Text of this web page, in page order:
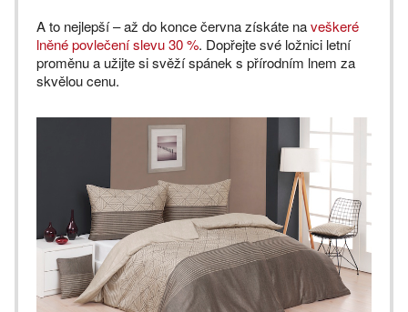
A to nejlepší – až do konce června získáte naveškeré
lněné povlečení slevu 30 %. Dopřejte své ložnici letní
proměnu a užijte si svěží spánek s přírodním lnem za
skvělou cenu.